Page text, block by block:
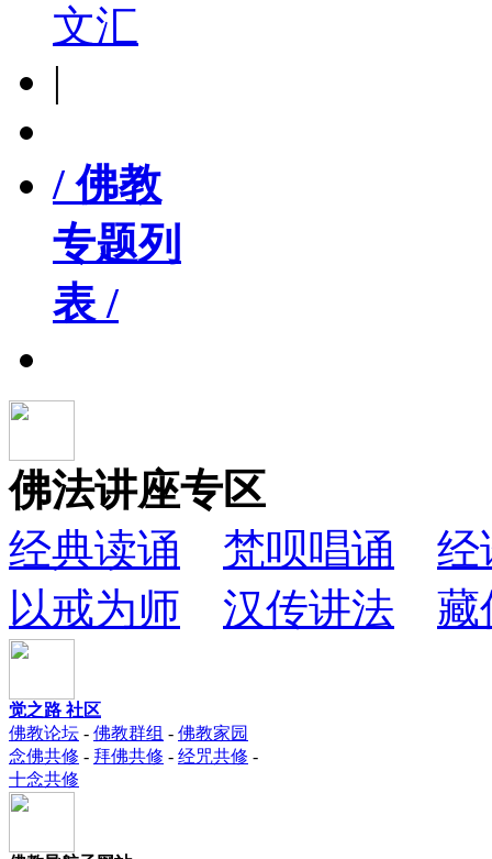
文汇
|
/ 佛教
专题列
表 /
佛法讲座专区
经典读诵
梵呗唱诵
经
以戒为师
汉传讲法 藏
觉之路 社区
佛教论坛 - 佛教群组 - 佛教家园
念佛共修 - 拜佛共修 - 经咒共修 -
十念共修